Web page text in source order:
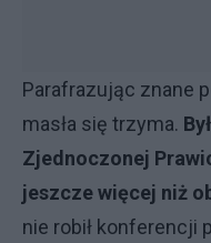
Parafrazując znane
masła się trzyma.
Zjednoczonej
jeszcze więcej niż
nie robił konferencji